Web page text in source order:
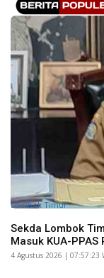
Lombok Timur
Sekda Lombok
Masuk KUA-PPAS
​4 Agustus 2026 | 07:57:23